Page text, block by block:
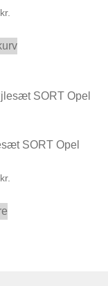
kr.
SORT Opel
kr.